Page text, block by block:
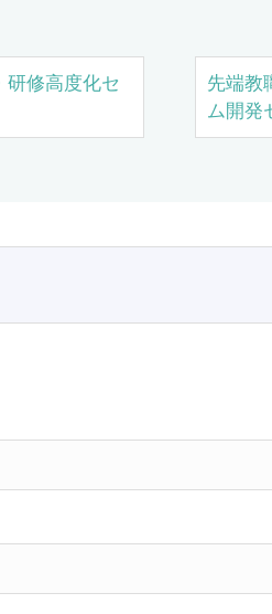
研修高度化セ
先端教
ム開発